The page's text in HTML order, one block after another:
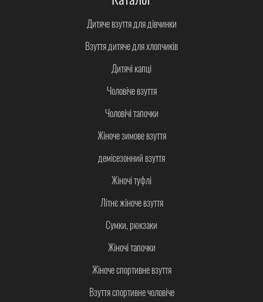
Дитяче взуття для дівчинки
Взуття дитяче для хлопчиків
Дитячі капці
Чоловіче взуття
Чоловічі тапочки
Жіноче зимове взуття
демісезонний взуття
Жіночі туфлі
Літнє жіноче взуття
Сумки, рюкзаки
Жіночі тапочки
Жіноче спортивне взуття
Взуття спортивне чоловіче